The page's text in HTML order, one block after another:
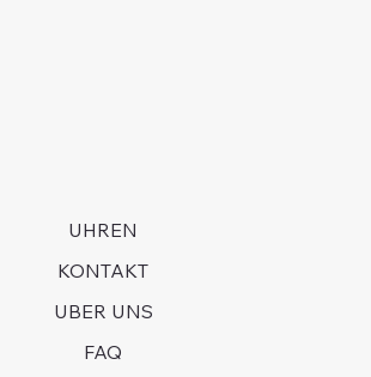
UHREN
KONTAKT
UBER UNS
FAQ